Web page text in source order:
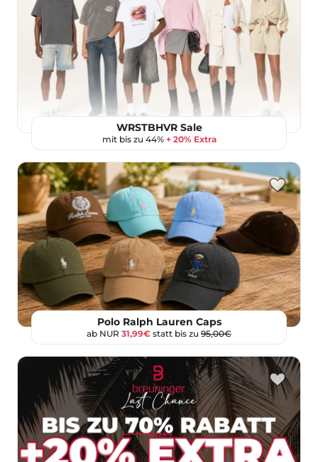
WRSTBHVR Sale
mit bis zu 44% + 20% Extra
Polo Ralph Lauren Caps
ab NUR 31,99€ statt bis zu 95,00€